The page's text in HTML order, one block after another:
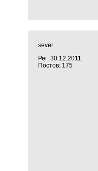
sever
Рег: 30.12.2011
Постов: 175